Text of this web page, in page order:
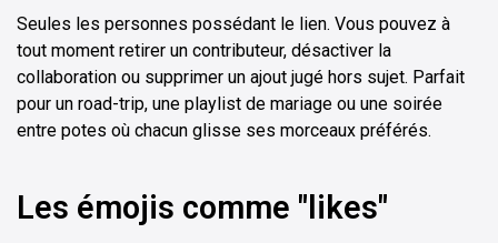
Seules les personnes possédant le lien. Vous pouvez à
tout moment retirer un contributeur, désactiver la
collaboration ou supprimer un ajout jugé hors sujet. Parfait
pour un road-trip, une playlist de mariage ou une soirée
entre potes où chacun glisse ses morceaux préférés.
Les émojis comme "likes"